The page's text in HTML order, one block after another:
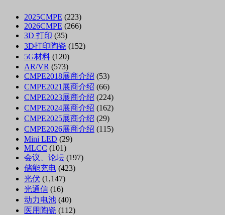
2025CMPE (223)
2026CMPE (266)
3D 打印 (35)
3D打印陶瓷 (152)
5G材料 (120)
AR/VR (573)
CMPE2018展商介绍 (53)
CMPE2021展商介绍 (66)
CMPE2023展商介绍 (224)
CMPE2024展商介绍 (162)
CMPE2025展商介绍 (29)
CMPE2026展商介绍 (115)
Mini LED (29)
MLCC (101)
会议、论坛 (197)
储能充电 (423)
光伏 (1,147)
光通信 (16)
动力电池 (40)
医用陶瓷 (112)